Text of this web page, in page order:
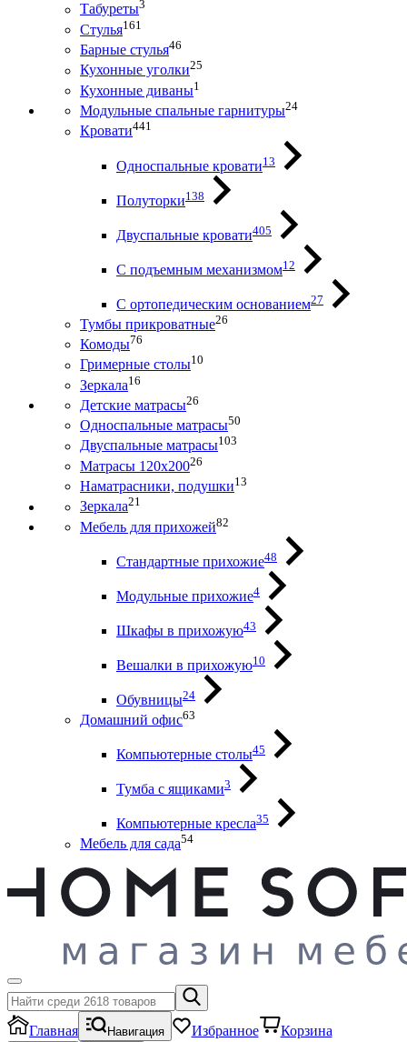
Табуреты3
Стулья161
Барные стулья46
Кухонные уголки25
Кухонные диваны1
Модульные спальные гарнитуры24
Кровати441
Односпальные кровати13
Полуторки138
Двуспальные кровати405
С подъемным механизмом12
С ортопедическим основанием27
Тумбы прикроватные26
Комоды76
Гримерные столы10
Зеркала16
Детские матрасы26
Односпальные матрасы50
Двуспальные матрасы103
Матрасы 120х20026
Наматрасники, подушки13
Зеркала21
Мебель для прихожей82
Стандартные прихожие48
Модульные прихожие4
Шкафы в прихожую43
Вешалки в прихожую10
Обувницы24
Домашний офис63
Компьютерные столы45
Тумба с ящиками3
Компьютерные кресла35
Мебель для сада54
Главная Навигация Избранное Корзина